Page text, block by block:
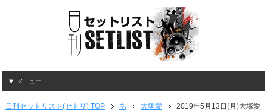
メニュー
日刊セットリスト(セトリ) TOP あ 大塚愛
2019年5月13日(月)大塚愛